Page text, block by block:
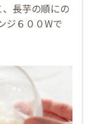
長芋の順にの
ジ６００Wで